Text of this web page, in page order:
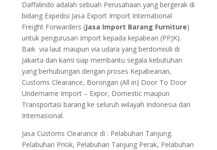
Daffalindo adalah sebuah Perusahaan yang bergerak di
bidang Expedisi Jasa Export Import International
Freight Forwarders (Jasa Import Barang Furniture)
untuk pengurusan Import kepada kepabean (PPJK).
Baik via laut maupun via udara yang berdomisili di
Jakarta dan kami siap membantu segala kebutuhan
yang berhubungan dengan proses Kepabeanan,
Customs Clearance, Borongan (All in) Door To Door
Undername Import – Expor, Domestic maupun
Transportasi barang ke seluruh wilayah Indonesia dan
Internasional.
Jasa Customs Clearance di : Pelabuhan Tanjung.
Pelabuhan Priok, Pelabuhan Tanjung Perak, Pelabuhan